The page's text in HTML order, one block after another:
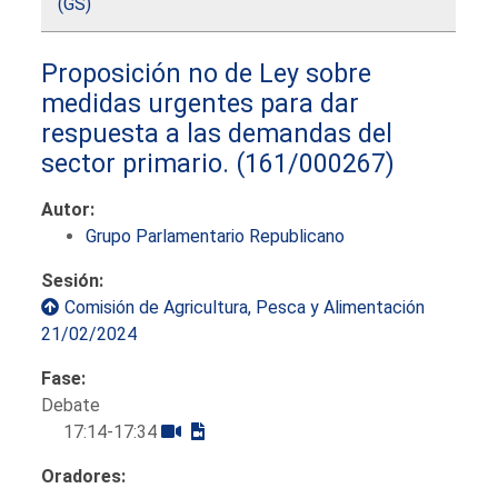
Proposición no de Ley sobre
medidas urgentes para dar
respuesta a las demandas del
sector primario. (161/000267)
Autor:
Grupo Parlamentario Republicano
Sesión:
Comisión de Agricultura, Pesca y Alimentación
21/02/2024
Fase:
Debate
17:14-17:34
Oradores: